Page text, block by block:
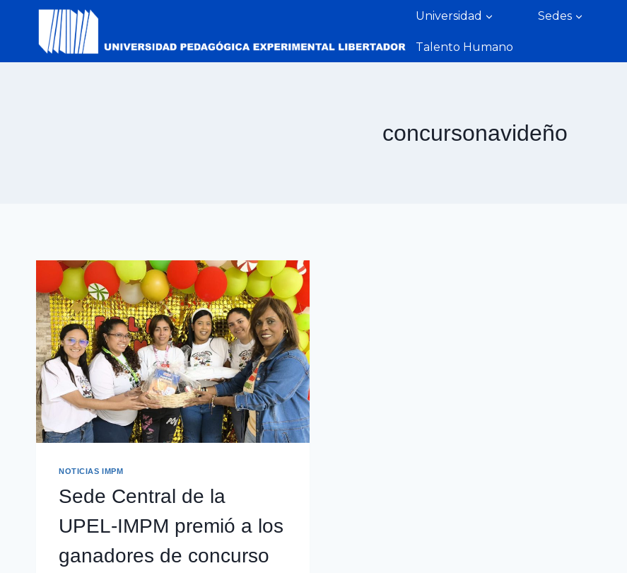
Universidad Sedes
Talento Humano
concursonavideño
NOTICIAS IMPM
Sede Central de la
UPEL-IMPM premió a los
ganadores de concurso